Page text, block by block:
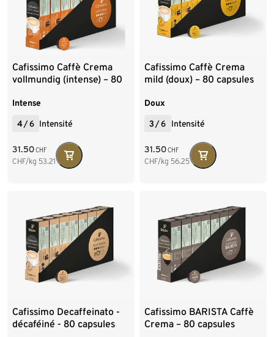
Cafissimo Caffè Crema
vollmundig (intense) – 80
Intense
4/6 Intensité
31.50CHF
CHF/kg 53.21
Cafissimo Caffè Crema
mild (doux) – 80 capsules
Doux
3 /6 Intensité
31.50CHF
CHF/kg 56.25
Cafissimo Decaffeinato -
décaféiné - 80 capsules
Cafissimo BARISTA Caffè
Crema – 80 capsules